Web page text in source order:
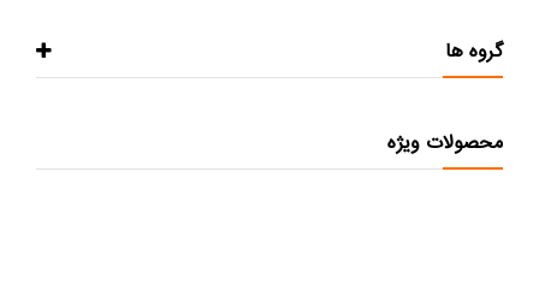
گروه ها
محصولات ویژه